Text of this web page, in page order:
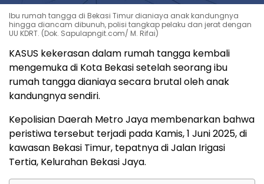
Ibu rumah tangga di Bekasi Timur dianiaya anak kandungnya
hingga diancam dibunuh, polisi tangkap pelaku dan jerat dengan
UU KDRT. (Dok. Sapulapngit.com/ M. Rifai)
KASUS kekerasan dalam rumah tangga kembali
mengemuka di Kota Bekasi setelah seorang ibu
rumah tangga dianiaya secara brutal oleh anak
kandungnya sendiri.
Kepolisian Daerah Metro Jaya membenarkan bahwa
peristiwa tersebut terjadi pada Kamis, 1 Juni 2025, di
kawasan Bekasi Timur, tepatnya di Jalan Irigasi
Tertia, Kelurahan Bekasi Jaya.